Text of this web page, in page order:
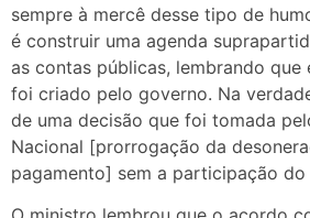
sempre à mercê desse tipo de
é construir uma agenda
as contas públicas, lembrando que
foi criado pelo governo. Na
de uma decisão que foi tomada
Nacional [prorrogação da
pagamento] sem a participação do